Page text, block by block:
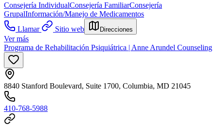
Consejería IndividualConsejería FamiliarConsejería
GrupalInformación/Manejo de Medicamentos
Llamar
Sitio web Direcciones
Ver más
Programa de Rehabilitación Psiquiátrica | Anne Arundel Counseling
8840 Stanford Boulevard, Suite 1700, Columbia, MD 21045
410-768-5988